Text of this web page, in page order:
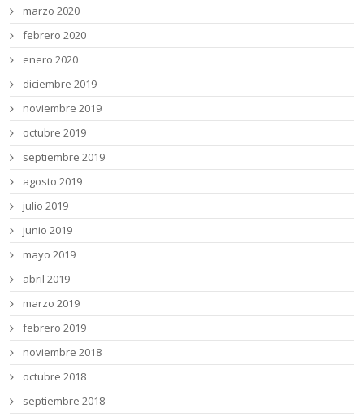
marzo 2020
febrero 2020
enero 2020
diciembre 2019
noviembre 2019
octubre 2019
septiembre 2019
agosto 2019
julio 2019
junio 2019
mayo 2019
abril 2019
marzo 2019
febrero 2019
noviembre 2018
octubre 2018
septiembre 2018